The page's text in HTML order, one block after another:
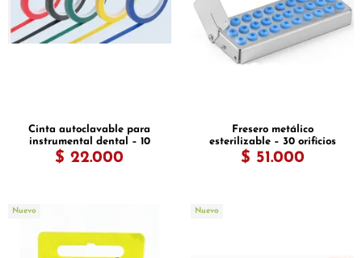
Cinta autoclavable para
instrumental dental – 10
mm x 66 m
$ 22.000
Fresero metálico
esterilizable – 30 orificios
$ 51.000
Nuevo Nuevo